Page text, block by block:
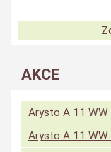
AKCE
Arysto A 11
Arysto A 11